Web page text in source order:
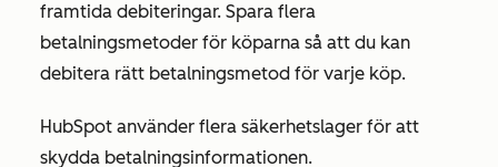
framtida debiteringar. Spara flera
betalningsmetoder för köparna så att du kan
debitera rätt betalningsmetod för varje köp.
HubSpot använder flera säkerhetslager för att
skydda betalningsinformationen.